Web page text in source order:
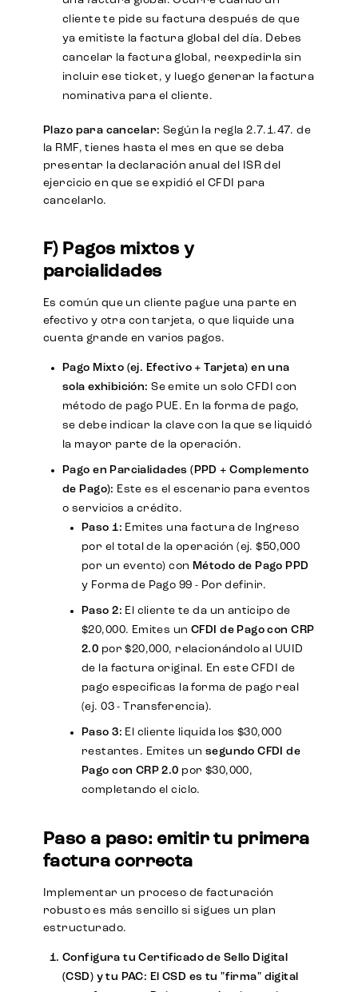
cliente te pide su factura después de que
ya emitiste la factura global del día. Debes
cancelar la factura global, reexpedirla sin
incluir ese ticket, y luego generar la factura
nominativa para el cliente.
Plazo para cancelar: Según la regla 2.7.1.47. de
la RMF, tienes hasta el mes en que se deba
presentar la declaración anual del ISR del
ejercicio en que se expidió el CFDI para
cancelarlo.
F) Pagos mixtos y
parcialidades
Es común que un cliente pague una parte en
efectivo y otra con tarjeta, o que liquide una
cuenta grande en varios pagos.
Pago Mixto (ej. Efectivo + Tarjeta) en una
sola exhibición: Se emite un solo CFDI con
método de pago PUE. En la forma de pago,
se debe indicar la clave con la que se liquidó
la mayor parte de la operación.
Pago en Parcialidades (PPD + Complemento
de Pago): Este es el escenario para eventos
o servicios a crédito.
Paso 1: Emites una factura de Ingreso
por el total de la operación (ej. $50,000
por un evento) con Método de Pago PPD
y Forma de Pago 99 - Por definir.
Paso 2: El cliente te da un anticipo de
$20,000. Emites un CFDI de Pago con CRP
2.0 por $20,000, relacionándolo al UUID
de la factura original. En este CFDI de
pago especificas la forma de pago real
(ej. 03 - Transferencia).
Paso 3: El cliente liquida los $30,000
restantes. Emites un segundo CFDI de
Pago con CRP 2.0 por $30,000,
completando el ciclo.
Paso a paso: emitir tu primera
factura correcta
Implementar un proceso de facturación
robusto es más sencillo si sigues un plan
estructurado.
Configura tu Certificado de Sello Digital
(CSD) y tu PAC: El CSD es tu "firma" digital